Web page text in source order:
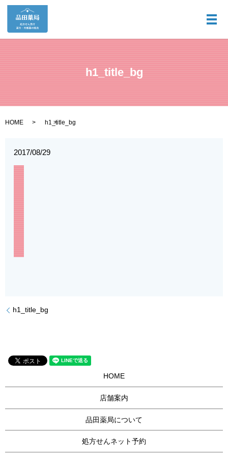
メ
h1_title_bg
HOME h1_title_bg
2017/08/29
h1_title_bg
HOME
店舗案内
品田薬局について
処方せんネット予約